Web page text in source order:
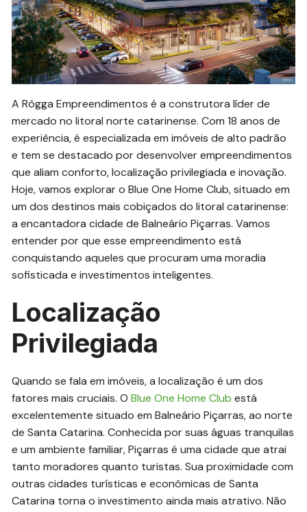
A Rôgga Empreendimentos é a construtora líder de
mercado no litoral norte catarinense. Com 18 anos de
experiência, é especializada em imóveis de alto padrão
e tem se destacado por desenvolver empreendimentos
que aliam conforto, localização privilegiada e inovação.
Hoje, vamos explorar o Blue One Home Club, situado em
um dos destinos mais cobiçados do litoral catarinense:
a encantadora cidade de Balneário Piçarras. Vamos
entender por que esse empreendimento está
conquistando aqueles que procuram uma moradia
sofisticada e investimentos inteligentes.
Localização
Privilegiada
Quando se fala em imóveis, a localização é um dos
fatores mais cruciais. OBlue One Home Club está
excelentemente situado em Balneário Piçarras, ao norte
de Santa Catarina. Conhecida por suas águas tranquilas
e um ambiente familiar, Piçarras é uma cidade que atrai
tanto moradores quanto turistas. Sua proximidade com
outras cidades turísticas e econômicas de Santa
Catarina torna o investimento ainda mais atrativo. Não